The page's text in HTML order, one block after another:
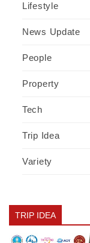
Lifestyle
News Update
People
Property
Tech
Trip Idea
Variety
TRIP IDEA